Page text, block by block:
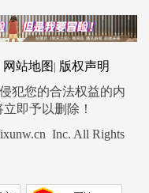
网站地图
版权声明
犯您的合法权益的内
即予以删除！
Inc. All Rights